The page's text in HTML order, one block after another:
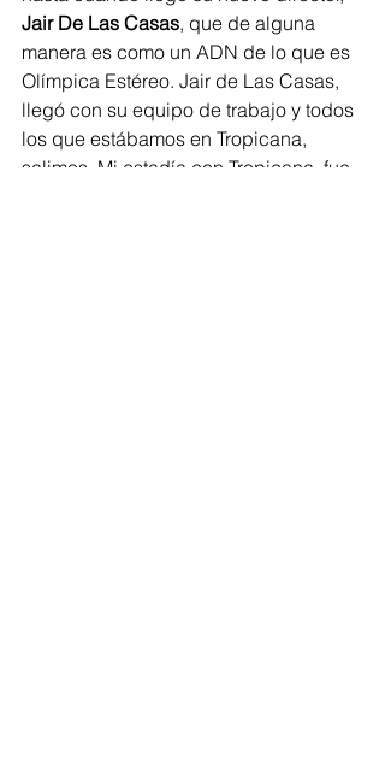
Jair De Las Casas, que de alguna
manera es como un ADN de lo que es
Olímpica Estéreo. Jair de Las Casas,
llegó con su equipo de trabajo y todos
los que estábamos en Tropicana,
salimos. Mi estadía con Tropicana, fue